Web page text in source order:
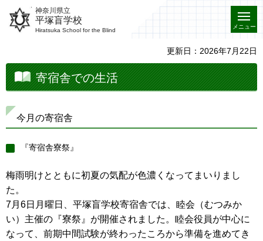
神奈川県立
平塚盲学校
Hiratsuka School for the Blind
メニュー
更新日：2026年7月22日
寄宿舎での生活
今月の寄宿舎
『寄宿舎寮祭』
梅雨明けとともに初夏の気配が色濃くなってまいりまし
た。
7月6日月曜日、平塚盲学校寄宿舎では、睦会（むつみか
い）主催の『寮祭』が開催されました。睦会役員が中心に
なって、前期中間試験が終わったころから準備を進めてき